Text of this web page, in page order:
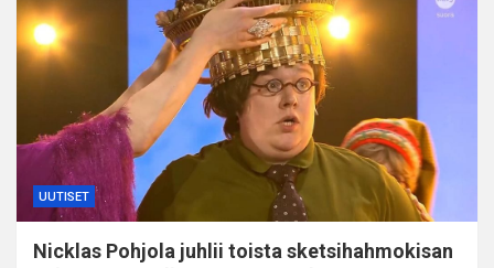
UUTISET
Nicklas Pohjola juhlii toista sketsihahmokisan